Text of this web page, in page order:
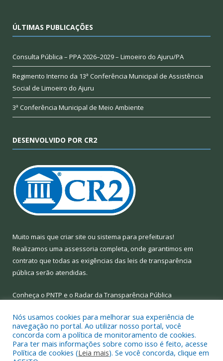
ÚLTIMAS PUBLICAÇÕES
Consulta Pública – PPA 2026–2029 – Limoeiro do Ajuru/PA
Regimento Interno da 13ª Conferência Municipal de Assistência
Social de Limoeiro do Ajuru
3ª Conferência Municipal de Meio Ambiente
DESENVOLVIDO POR CR2
Muito mais que criar site ou sistema para prefeituras!
Realizamos uma assessoria completa, onde garantimos em
contrato que todas as exigências das leis de transparência
pública serão atendidas.
Conheça o PNTP e o Radar da Transparência Pública
Todos os direitos reservados a Prefeitura Municipal de Limoeiro
do Ajuru.
Nós usamos cookies para melhorar sua experiência de
navegação no portal. Ao utilizar nosso portal, você
concorda com a política de monitoramento de cookies.
Para ter mais informações sobre como isso é feito, acesse
Política de cookies (Leia mais). Se você concorda, clique em